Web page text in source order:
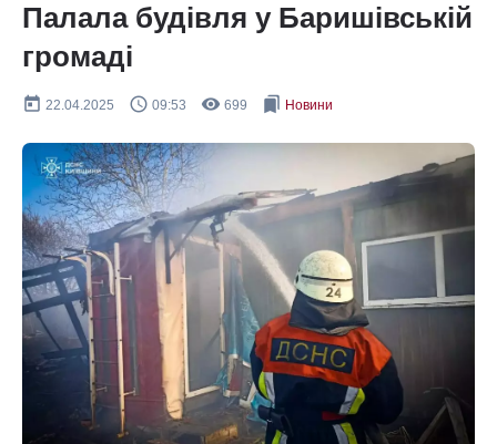
Палала будівля у Баришівській
громаді
today 22.04.2025 query_builder 09:53 remove_red_eye 699 bookmarks Новини